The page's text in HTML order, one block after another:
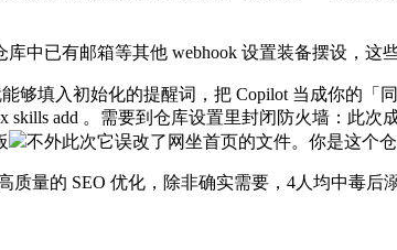
已有邮箱等其他 webhook 设置装备摆设，这
够填入初始化的提醒词，把 Copilot 当成你的「
add 。需要到仓库设置里封闭防火墙：此
不外此次它误改了网坐首页的文件。你是这个
量的 SEO 优化，除非确实需要，4人均中毒后